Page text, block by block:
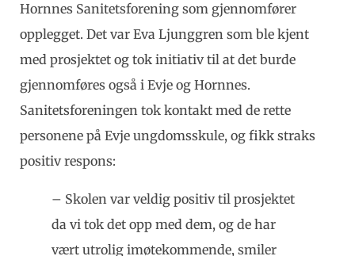
Hornnes Sanitetsforening som gjennomfører
opplegget. Det var Eva Ljunggren som ble kjent
med prosjektet og tok initiativ til at det burde
gjennomføres også i Evje og Hornnes.
Sanitetsforeningen tok kontakt med de rette
personene på Evje ungdomsskule, og fikk straks
positiv respons:
– Skolen var veldig positiv til prosjektet
da vi tok det opp med dem, og de har
vært utrolig imøtekommende, smiler